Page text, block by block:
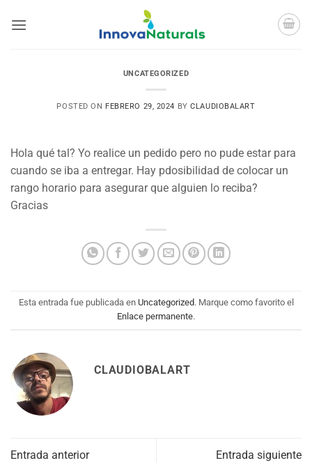
UNCATEGORIZED
POSTED ON FEBRERO 29, 2024 BYCLAUDIOBALART
Hola qué tal? Yo realice un pedido pero no pude estar para
cuando se iba a entregar. Hay pdosibilidad de colocar un
rango horario para asegurar que alguien lo reciba?
Gracias
Esta entrada fue publicada en Uncategorized. Marque como favorito el
Enlace permanente.
CLAUDIOBALART
Entrada anterior Entrada siguiente